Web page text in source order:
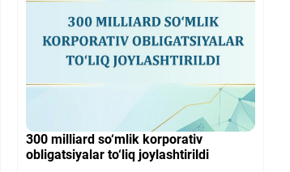
300 milliard so‘mlik korporativ
obligatsiyalar to‘liq joylashtirildi